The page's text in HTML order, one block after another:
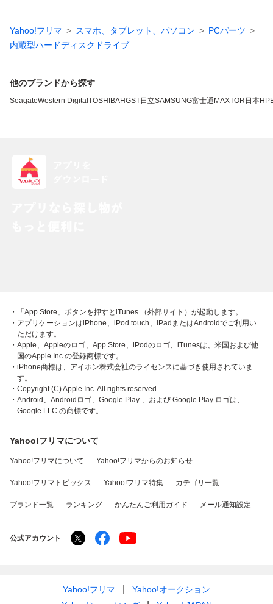
Yahoo!フリマ スマホ、タブレット、パソコン
PCパーツ
内蔵型ハードディスクドライブ
他のブランドから探す
SeagateWestern Digital TOSHIBAHGST日立SAMSUNG富士通 MAXTOR 日本HP
・「App Store」ボタンを押すとiTunes （外部サイト）が起動します。
・アプリケーションはiPhone、iPod touch、iPadまたはAndroidでご利用い
ただけます。
・Apple、Appleのロゴ、App Store、iPodのロゴ、iTunesは、米国および他
国のApple Inc.の登録商標です。
・iPhone商標は、アイホン株式会社のライセンスに基づき使用されていま
す。
・Copyright (C) Apple Inc. All rights reserved.
・Android、Androidロゴ、Google Play 、および Google Play ロゴは、
Google LLC の商標です。
Yahoo!フリマについて
Yahoo!フリマについて Yahoo!フリマからのお知らせ
Yahoo!フリマトピックス Yahoo!フリマ特集 カテゴリ一覧
ブランド一覧 ランキング かんたんご利用ガイド メール通知設定
公式アカウント
Yahoo!フリマ
Yahoo!オークション